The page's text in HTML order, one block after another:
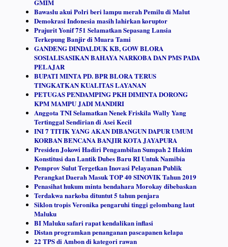
GMIM
Bawaslu akui Polri beri lampu merah Pemilu di Malut
Demokrasi Indonesia masih lahirkan koruptor
Prajurit Yonif 751 Selamatkan Sepasang Lansia
Terkepung Banjir di Muara Tami
GANDENG DINDALDUK KB, GOW BLORA
SOSIALISASIKAN BAHAYA NARKOBA DAN PMS PADA
PELAJAR
BUPATI MINTA PD. BPR BLORA TERUS
TINGKATKAN KUALITAS LAYANAN
PETUGAS PENDAMPING PKH DIMINTA DORONG
KPM MAMPU JADI MANDIRI
Anggota TNI Selamatkan Nenek Friskila Wally Yang
Tertinggal Sendirian di Asei Kecil
INI 7 TITIK YANG AKAN DIBANGUN DAPUR UMUM
KORBAN BENCANA BANJIR KOTA JAYAPURA
Presiden Jokowi Hadiri Pengambilan Sumpah 2 Hakim
Konstitusi dan Lantik Dubes Baru RI Untuk Namibia
Pemprov Sulut Tergetkan Inovasi Pelayanan Publik
Perangkat Daerah Masuk TOP 40 SINOVIK Tahun 2019
Penasihat hukum minta bendahara Morokay dibebaskan
Terdakwa narkoba dituntut 5 tahun penjara
Siklon tropis Veronika pengaruhi tinggi gelombang laut
Maluku
BI Maluku safari rapat kendalikan inflasi
Distan programkan penanganan pascapanen kelapa
22 TPS di Ambon di kategori rawan